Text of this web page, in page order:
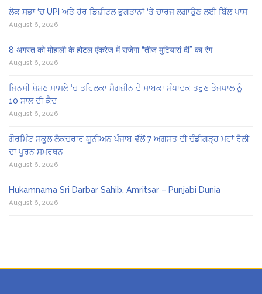
ਲੋਕ ਸਭਾ ‘ਚ UPI ਅਤੇ ਹੋਰ ਡਿਜ਼ੀਟਲ ਭੁਗਤਾਨਾਂ ‘ਤੇ ਚਾਰਜ ਲਗਾਉਣ ਲਈ ਬਿੱਲ ਪਾਸ
August 6, 2026
8 अगस्त को मोहाली के होटल एंकरेज में सजेगा “तीज मुटियारां दी” का रंग
August 6, 2026
ਜਿਨਸੀ ਸ਼ੋਸ਼ਣ ਮਾਮਲੇ ‘ਚ ਤਹਿਲਕਾ ਮੈਗਜ਼ੀਨ ਦੇ ਸਾਬਕਾ ਸੰਪਾਦਕ ਤਰੁਣ ਤੇਜਪਾਲ ਨੂੰ
10 ਸਾਲ ਦੀ ਕੈਦ
August 6, 2026
ਗੌਰਮਿੰਟ ਸਕੂਲ ਲੈਕਚਰਾਰ ਯੂਨੀਅਨ ਪੰਜਾਬ ਵੱਲੋਂ 7 ਅਗਸਤ ਦੀ ਚੰਡੀਗੜ੍ਹ ਮਹਾਂ ਰੈਲੀ
ਦਾ ਪੂਰਨ ਸਮਰਥਨ
August 6, 2026
Hukamnama Sri Darbar Sahib, Amritsar – Punjabi Dunia
August 6, 2026